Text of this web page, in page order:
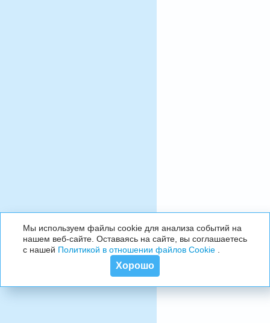
Мы используем файлы cookie для анализа событий на
нашем веб-сайте. Оставаясь на сайте, вы соглашаетесь
с нашей Политикой в отношении файлов Cookie.
Хорошо